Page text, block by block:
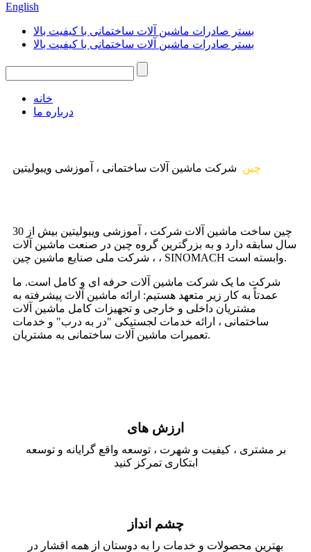
English
بستر صادرات ماشین آلات ساختمانی با کیفیت بالا
بستر صادرات ماشین آلات ساختمانی با کیفیت بالا
خانه
درباره ما
چین شرکت ماشین آلات ساختمانی ، آموزشی ویبولیتین
چین ساخت ماشین آلات شرکت ، آموزشی ویبولیتین بیش از 30
سال سابقه دارد و به بزرگترین گروه چین در صنعت ماشین آلات
، شرکت ملی صنایع ماشین چین ، SINOMACH وابسته است.
شرکت ما یک شرکت ماشین آلات حرفه ای و کامل است. ما
عمدتاً به کار زیر متعهد هستیم: ارائه ماشین آلات پیشرفته به
مشتریان داخلی و خارجی و تجهیزات کامل ماشین آلات
ساختمانی ، ارائه خدمات لجستیکی "در به درب" و خدمات
تعمیرات ماشین آلات ساختمانی به مشتریان.
ارزش های
بر مشتری ، کیفیت و شهرت ، توسعه واقع گرایانه و توسعه
ابتکاری تمرکز کنید
چشم انداز
بهترین محصولات و خدمات را به دوستان از همه اقشار در